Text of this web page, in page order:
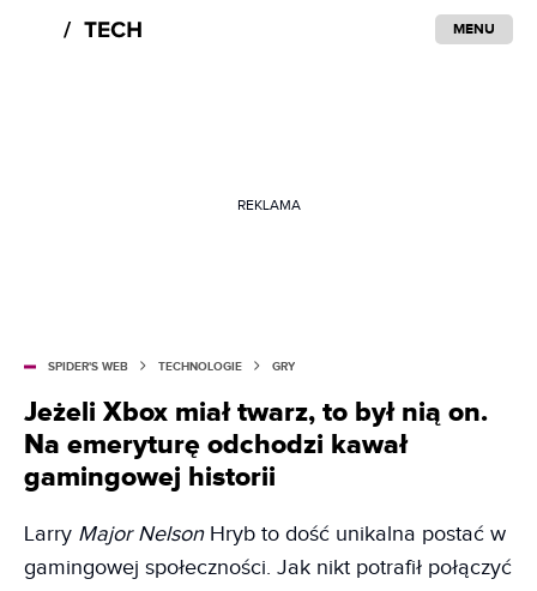
MENU
REKLAMA
SPIDER'S WEB TECHNOLOGIE GRY
Jeżeli Xbox miał twarz, to był nią on.
Na emeryturę odchodzi kawał
gamingowej historii
Larry Major NelsonHryb to dość unikalna postać w
gamingowej społeczności. Jak nikt potrafił połączyć